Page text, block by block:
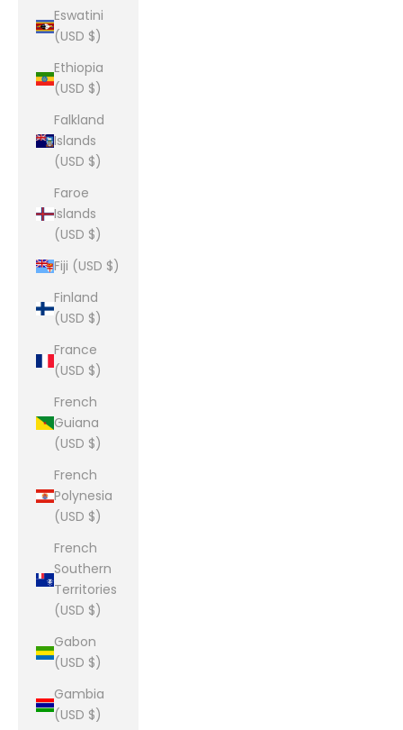
Eswatini
(USD $)
Ethiopia
(USD $)
Falkland
Islands
(USD $)
Faroe
Islands
(USD $)
Fiji (USD $)
Finland
(USD $)
France
(USD $)
French
Guiana
(USD $)
French
Polynesia
(USD $)
French
Southern
Territories
(USD $)
Gabon
(USD $)
Gambia
(USD $)